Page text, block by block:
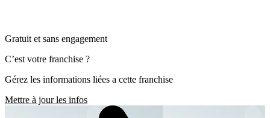
Gratuit et sans engagement
C’est votre franchise ?
Gérez les informations liées a cette franchise
Mettre à jour les infos